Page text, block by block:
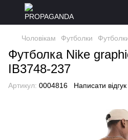
Чоловікам Футболки
Футболка Nike
IB3748-237
Артикул: 0004816 Написати відгук